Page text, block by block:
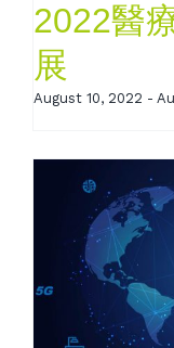
2022醫
展
August 10, 2022 -